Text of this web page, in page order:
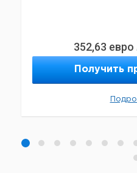
352,63 евро
Получить